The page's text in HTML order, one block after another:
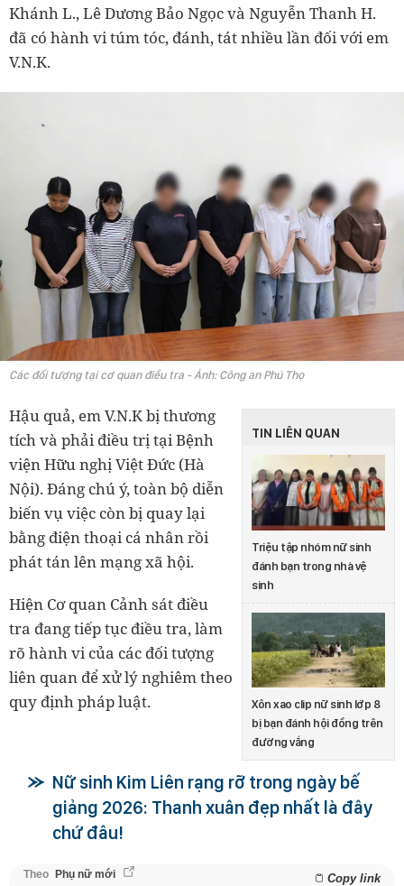
Khánh L., Lê Dương Bảo Ngọc và Nguyễn Thanh H.
đã có hành vi túm tóc, đánh, tát nhiều lần đối với em
V.N.K.
Các đối tượng tại cơ quan điều tra - Ảnh: Công an Phú Thọ
TIN LIÊN QUAN
Triệu tập nhóm nữ sinh
đánh bạn trong nhà vệ
sinh
Xôn xao clip nữ sinh lớp 8
bị bạn đánh hội đồng trên
đường vắng
Hậu quả, em V.N.K bị thương
tích và phải điều trị tại Bệnh
viện Hữu nghị Việt Đức (Hà
Nội). Đáng chú ý, toàn bộ diễn
biến vụ việc còn bị quay lại
bằng điện thoại cá nhân rồi
phát tán lên mạng xã hội.
Hiện Cơ quan Cảnh sát điều
tra đang tiếp tục điều tra, làm
rõ hành vi của các đối tượng
liên quan để xử lý nghiêm theo
quy định pháp luật.
Nữ sinh Kim Liên rạng rỡ trong ngày bế
giảng 2026: Thanh xuân đẹp nhất là đây
chứ đâu!
Theo Phụ nữ mới Copy link